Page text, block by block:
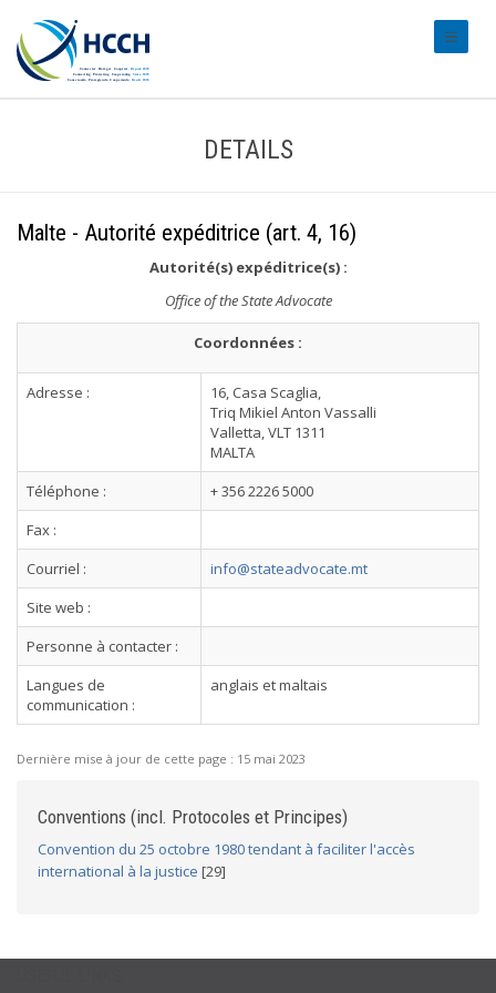
DETAILS
Malte - Autorité expéditrice (art. 4, 16)
Autorité(s) expéditrice(s) :
Office of the State Advocate
Coordonnées :
Adresse :
16, Casa Scaglia,
Triq Mikiel Anton Vassalli
Valletta, VLT 1311
MALTA
Téléphone :
+ 356 2226 5000
Fax :
Courriel :
info@stateadvocate.mt
Site web :
Personne à contacter :
Langues de
communication :
anglais et maltais
Dernière mise à jour de cette page : 15 mai 2023
Conventions (incl. Protocoles et Principes)
Convention du 25 octobre 1980 tendant à faciliter l'accès
international à la justice [29]